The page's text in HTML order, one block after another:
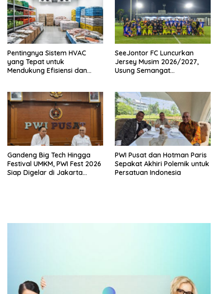
Pentingnya Sistem HVAC
yang Tepat untuk
Mendukung Efisiensi dan
SeeJontor FC Luncurkan
Jersey Musim 2026/2027,
Usung Semangat
Gandeng Big Tech Hingga
Festival UMKM, PWI Fest 2026
Siap Digelar di Jakarta
PWI Pusat dan Hotman Paris
Sepakat Akhiri Polemik untuk
Persatuan Indonesia